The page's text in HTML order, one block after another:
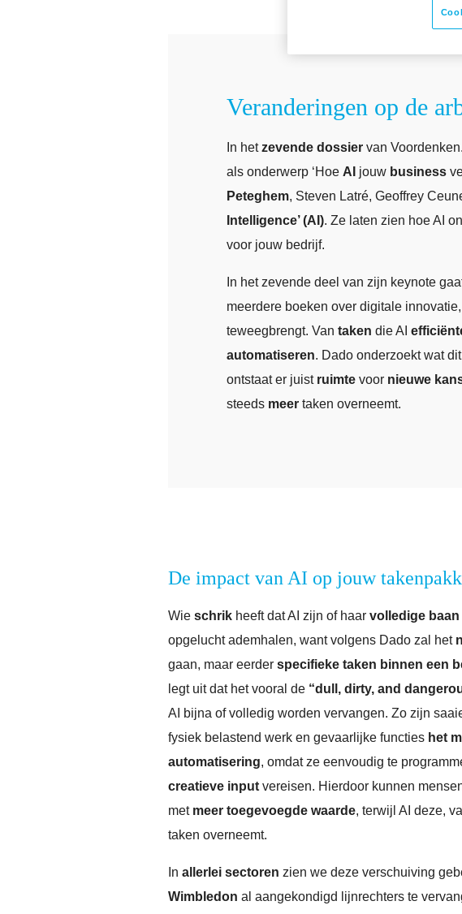
Veranderingen op de
In hetzevende dossier van
als onderwerp ‘Hoe AI jouw business
Peteghem, Steven Latré, Geoffrey
Intelligence’ (AI). Ze laten zien hoe AI
voor jouw bedrijf.
In het zevende deel van zijn keynote
meerdere boeken over digitale
teweegbrengt. Van taken die AI
automatiseren. Dado onderzoekt wat
ontstaat er juist ruimte voor nieuwe
steeds meer taken overneemt.
De impact van AI op jouw
Wie schrik heeft dat AI zijn of haar volledige baan
opgelucht ademhalen, want volgens Dado zal het
gaan, maar eerder specifieke taken binnen een
legt uit dat het vooral de “dull, dirty, and
AI bijna of volledig worden vervangen. Zo zijn
fysiek belastend werk en gevaarlijke functies het
automatisering, omdat ze eenvoudig te
creatieve input vereisen. Hierdoor kunnen
met meer toegevoegde waarde, terwijl AI deze,
taken overneemt.
In allerlei sectoren zien we deze verschuiving
Wimbledon al aangekondigd lijnrechters te